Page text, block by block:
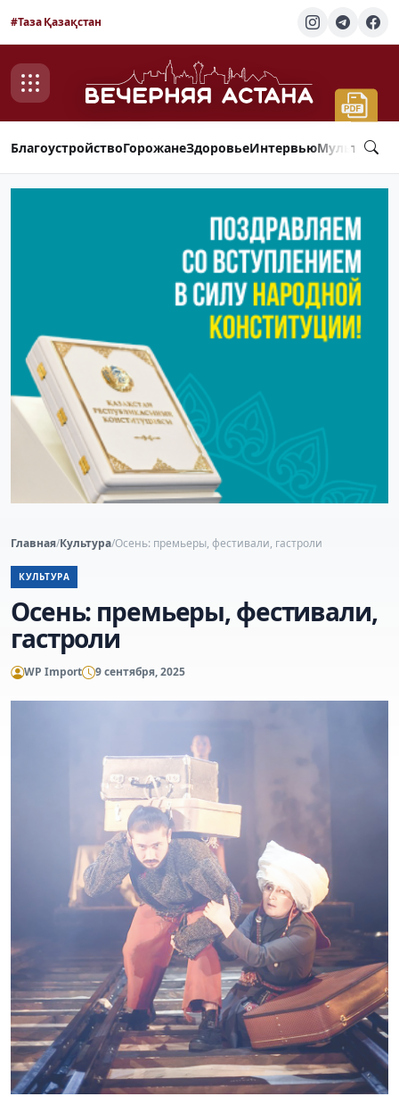
#Таза Қазақстан
БлагоустройствоГорожанеЗдоровьеИнтервью
Главная/Культура/Осень: премьеры, фестивали, гастроли
КУЛЬТУРА
Осень: премьеры, фестивали,
гастроли
WP Import 9 сентября, 2025